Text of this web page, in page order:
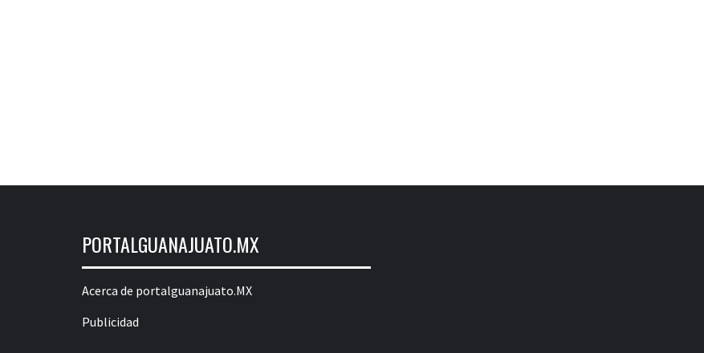
PORTALGUANAJUATO.MX
Acerca de portalguanajuato.MX
Publicidad